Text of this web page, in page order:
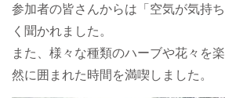
参加者の皆さんからは「空気が気持
く聞かれました。
また、様々な種類のハーブや花々を
然に囲まれた時間を満喫しました。